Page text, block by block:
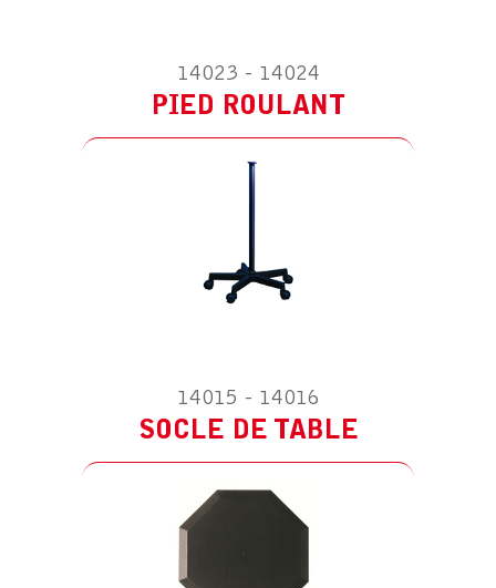
14023 - 14024
PIED ROULANT
14015 - 14016
SOCLE DE TABLE
SOCLE DE TABLE
ACCESSOIRE POUR LS SPOT
TRANSFORMATEUR EU 100-240/24V